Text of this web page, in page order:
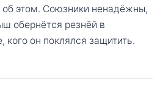
об этом. Союзники ненадёжны,
обернётся резнёй в
кого он поклялся защитить.